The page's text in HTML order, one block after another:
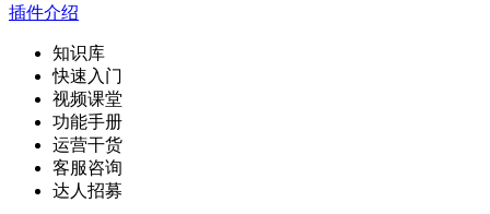
插件介绍
知识库
快速入门
视频课堂
功能手册
运营干货
客服咨询
达人招募